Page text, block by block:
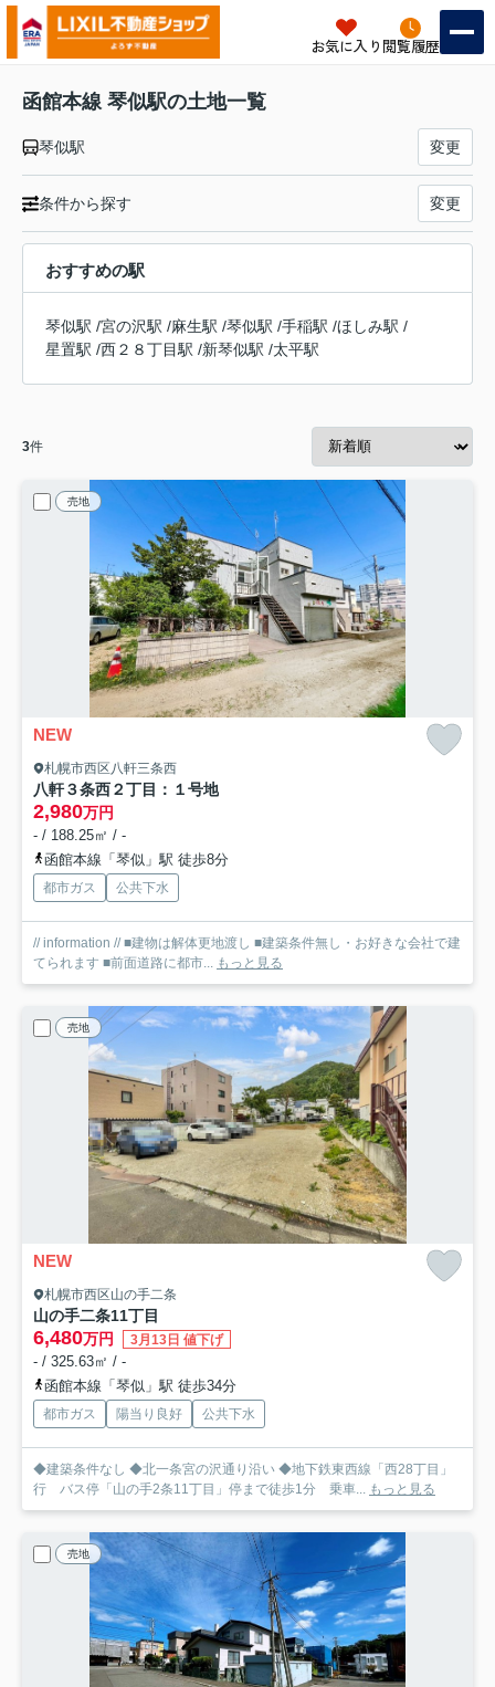
お気に入り 閲覧履歴
函館本線 琴似駅の土地一覧
琴似駅 変更
条件から探す 変更
おすすめの駅
琴似駅 /宮の沢駅 /麻生駅 /琴似駅 /手稲駅 /ほしみ駅 /
星置駅 /西２８丁目駅 /新琴似駅 /太平駅
3件
売地
NEW
札幌市西区八軒三条西
八軒３条西２丁目：１号地
2,980万円
- / 188.25㎡ / -
函館本線「琴似」駅 徒歩8分
都市ガス 公共下水
// information // ■建物は解体更地渡し ■建築条件無し・お好きな会社で建
てられます ■前面道路に都市... もっと見る
売地
NEW
札幌市西区山の手二条
山の手二条11丁目
6,480万円 3月13日 値下げ
- / 325.63㎡ / -
函館本線「琴似」駅 徒歩34分
都市ガス 陽当り良好 公共下水
◆建築条件なし ◆北一条宮の沢通り沿い ◆地下鉄東西線「西28丁目」
行 バス停「山の手2条11丁目」停まで徒歩1分 乗車... もっと見る
売地